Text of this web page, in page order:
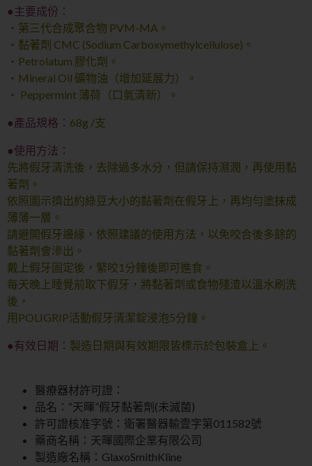
● 主要成份：
‧ 第三代合成聚合物 PVM-MA。
‧ 黏著劑 CMC (Sodium Carboxymethylcellulose)。
‧ Petrolatum 膠化劑。
‧ Mineral Oil 礦物油（增加延展力）。
‧ Peppermint 薄荷（口氣清新）。
●產品規格： 68g /支
●使用方法：
先將假牙清洗後，去除過多水分，但請保持濕潤，再使用黏
著劑。
依照圖示擠出約綠豆大小的黏著劑在假牙上，再均勻塗抹成
薄薄一層。
請避開假牙邊緣，依照建議的使用方法，以免咬合後多餘的
黏著劑會滲出。
戴上假牙固定後，緊咬1分鐘後即可進食。
每天晚上睡覺前取下假牙，將黏著劑或食物殘渣以溫水刷洗
後，
用POLIGRIP活動假牙清潔錠浸泡5分鐘 。
●有效日期： 製造日期與有效期限皆標示於包裝盒上 。
醫療器材許可證：
品名：“天暉”假牙黏著劑(未滅菌)
許可證核准字號：衛署醫器輸壹字第011582號
藥商名稱：天暉國際企業有限公司
製造廠名稱：GlaxoSmithKline